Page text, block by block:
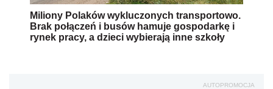
Miliony Polaków wykluczonych transportowo.
Brak połączeń i busów hamuje gospodarkę i
rynek pracy, a dzieci wybierają inne szkoły
AUTOPROMOCJA